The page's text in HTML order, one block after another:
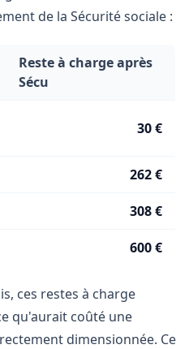
de la Sécurité sociale :
Reste à charge après
Sécu
30 €
262 €
308 €
600 €
ces restes à charge
qu'aurait coûté une
dimensionnée. Ce